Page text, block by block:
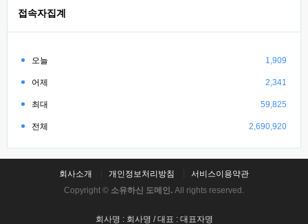
접속자집계
오늘 1,909
어제 2,341
최대 59,825
전체 2,690,920
회사소개 개인정보처리방침
서비스이용약관
Copyright © 소유하신 도메인. All rights reserved.
회사명 : 회사명 / 대표 : 대표자명